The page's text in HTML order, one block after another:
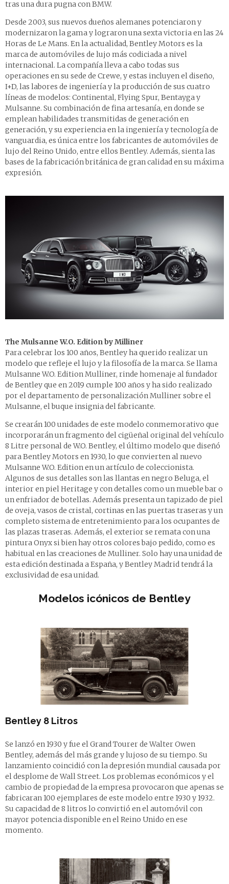
tras una dura pugna con BMW.
Desde 2003, sus nuevos dueños alemanes potenciaron y
modernizaron la gama y lograron una sexta victoria en las 24
Horas de Le Mans. En la actualidad, Bentley Motors es la
marca de automóviles de lujo más codiciada a nivel
internacional. La compañía lleva a cabo todas sus
operaciones en su sede de Crewe, y estas incluyen el diseño,
I+D, las labores de ingeniería y la producción de sus cuatro
líneas de modelos: Continental, Flying Spur, Bentayga y
Mulsanne. Su combinación de fina artesanía, en donde se
emplean habilidades transmitidas de generación en
generación, y su experiencia en la ingeniería y tecnología de
vanguardia, es única entre los fabricantes de automóviles de
lujo del Reino Unido, entre ellos Bentley. Además, sienta las
bases de la fabricación británica de gran calidad en su máxima
expresión.
The Mulsanne W.O. Edition by Milliner
Para celebrar los 100 años, Bentley ha querido realizar un
modelo que refleje el lujo y la filosofía de la marca. Se llama
Mulsanne W.O. Edition Mulliner, rinde homenaje al fundador
de Bentley que en 2019 cumple 100 años y ha sido realizado
por el departamento de personalización Mulliner sobre el
Mulsanne, el buque insignia del fabricante.
Se crearán 100 unidades de este modelo conmemorativo que
incorporarán un fragmento del cigüeñal original del vehículo
8 Litre personal de W.O. Bentley, el último modelo que diseñó
para Bentley Motors en 1930, lo que convierten al nuevo
Mulsanne W.O. Edition en un artículo de coleccionista.
Algunos de sus detalles son las llantas en negro Beluga, el
interior en piel Heritage y con detalles como un mueble bar o
un enfriador de botellas. Además presenta un tapizado de piel
de oveja, vasos de cristal, cortinas en las puertas traseras y un
completo sistema de entretenimiento para los ocupantes de
las plazas traseras. Además, el exterior se remata con una
pintura Onyx si bien hay otros colores bajo pedido, como es
habitual en las creaciones de Mulliner. Solo hay una unidad de
esta edición destinada a España, y Bentley Madrid tendrá la
exclusividad de esa unidad.
Modelos icónicos de Bentley
Bentley 8 Litros
Se lanzó en 1930 y fue el Grand Tourer de Walter Owen
Bentley, además del más grande y lujoso de su tiempo. Su
lanzamiento coincidió con la depresión mundial causada por
el desplome de Wall Street. Los problemas económicos y el
cambio de propiedad de la empresa provocaron que apenas se
fabricaran 100 ejemplares de este modelo entre 1930 y 1932.
Su capacidad de 8 litros lo convirtió en el automóvil con
mayor potencia disponible en el Reino Unido en ese
momento.